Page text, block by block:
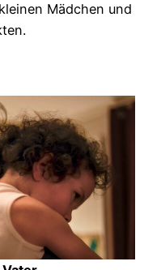
Mädchen und